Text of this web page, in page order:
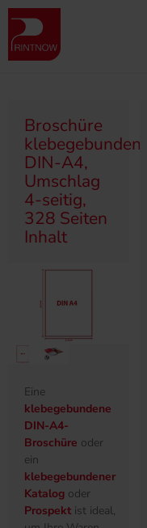
Produktübersicht
Broschüre klebegebunden,
Inhalt
Broschüre
klebegebunden,
DIN-A4,
Umschlag
4-seitig,
328 Seiten
Inhalt
Eine
klebegebundene
DIN-A4-
Broschüre oder
ein
klebegebundener
Katalog oder
Prospekt ist ideal,